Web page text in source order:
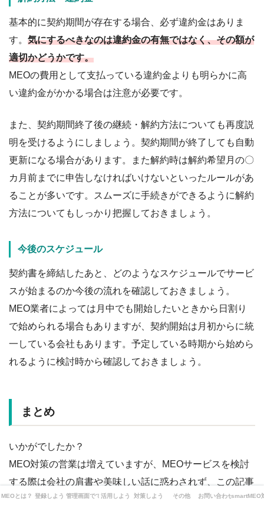
基本的に契約期間が存在する場合、必ず違約金はありま
す。 気にするべきなのは違約金の有無ではなく、その額が
適切かどうかです。
MEOの費用として支払っている違約金よりも明らかに高
い違約金がかかる場合は注意が必要です。
また、契約期間終了後の継続・解約方法についても再度説
明を受けるようにしましょう。契約期間が終了しても自動
更新になる場合があります。また解約時は解約希望月の〇
カ月前までに申告しなければいけないといったルールがあ
ることが多いです。スムーズに手続きができるように解約
方法についてもしっかり把握しておきましょう。
今後のスケジュール
契約書を締結したあと、どのようなスケジュールでサービ
スが始まるのか今後の流れを確認しておきましょう。
MEO業者によっては月中でも開始したいときから日割り
で始められる場合もありますが、契約開始は月初からに統
一している会社もあります。予定している時期から始めら
れるように検討時から確認しておきましょう。
まとめ
いかがでしたか？
MEO対策の営業は増えていますが、MEOサービスを検討
する際は会社の肩書や美味しい話に惑わされず、この記事
でご紹介した項目を確認し、サービス内容が充実していて
MEOとは？ 登録しよう 管理画面でできることは？
活用しよう 対策しよう その他 お問い合わせsmartMEO